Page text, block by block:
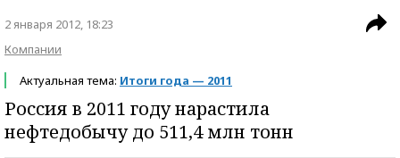
2 января 2012, 18:23
Компании
Актуальная тема: Итоги года — 2011
Россия в 2011 году нарастила
нефтедобычу до 511,4 млн тонн